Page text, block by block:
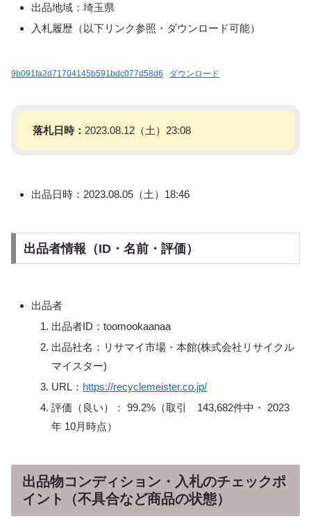
出品地域：埼玉県
入札履歴（以下リンク参照・ダウンロード可能）
9b091fa2d71704145b591bdc077d58d6 ダウンロード
落札日時： 2023.08.12（土）23:08
出品日時：2023.08.05（土）18:46
出品者情報（ID・名前・評価）
出品者
出品者ID：toomookaanaa
出品社名：リサマイ市場・本館(株式会社リサイクル
マイスター)
URL： https://recyclemeister.co.jp/
評価（良い）： 99.2%（取引 143,682件中・ 2023
年 10月時点）
出品物コンディション・入札のチェックポ
イント（不具合など商品の状態）